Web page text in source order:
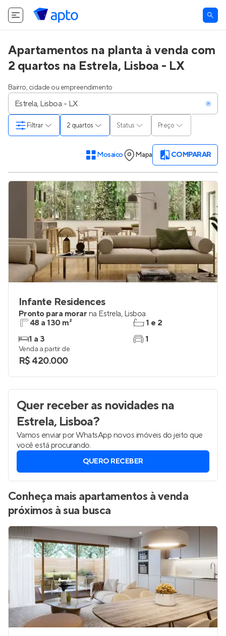
Apartamentos na planta à venda com
2 quartos na Estrela, Lisboa - LX
Bairro, cidade ou empreendimento
2 quartos Status Preço
Filtrar
Mosaico Mapa COMPARAR
Infante Residences
Pronto para morar na Estrela, Lisboa
48 a 130 m²
1 a 3
1 e 2
1
Venda a partir de
R$ 420.000
Quer receber as novidades na
Estrela, Lisboa?
Vamos enviar por WhatsApp novos imóveis do jeito que
você está procurando.
QUERO RECEBER
Conheça mais apartamentos à venda
próximos à sua busca